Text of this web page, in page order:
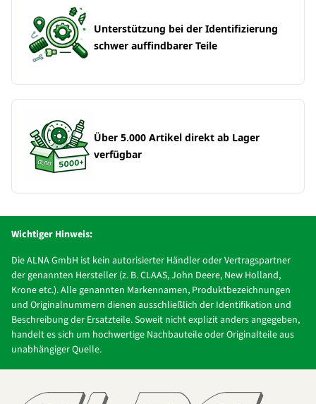
Unterstützung bei der Identifizierung
schwer auffindbarer Teile
Über 5.000 Artikel direkt ab Lager
verfügbar
Wichtiger Hinweis:
Die ALNA GmbH ist kein autorisierter Händler oder Vertragspartner
der genannten Hersteller (z. B. CLAAS, John Deere, New Holland,
Krone etc.). Alle genannten Markennamen, Produktbezeichnungen
und Originalnummern dienen ausschließlich der Identifikation und
Beschreibung der Ersatzteile. Soweit nicht explizit anders angegeben,
handelt es sich um hochwertige Nachbauteile oder Originalteile aus
unabhängiger Quelle.